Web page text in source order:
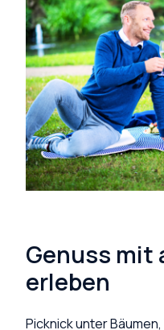
Genuss mit
erleben
Picknick unter